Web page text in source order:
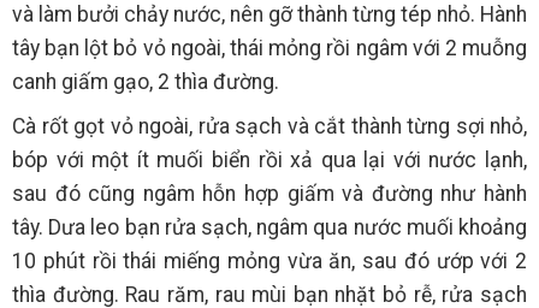
và làm bưởi chảy nước, nên gỡ thành từng tép nhỏ. Hành
tây bạn lột bỏ vỏ ngoài, thái mỏng rồi ngâm với 2 muỗng
canh giấm gạo, 2 thìa đường.
Cà rốt gọt vỏ ngoài, rửa sạch và cắt thành từng sợi nhỏ,
bóp với một ít muối biển rồi xả qua lại với nước lạnh,
sau đó cũng ngâm hỗn hợp giấm và đường như hành
tây. Dưa leo bạn rửa sạch, ngâm qua nước muối khoảng
10 phút rồi thái miếng mỏng vừa ăn, sau đó ướp với 2
thìa đường. Rau răm, rau mùi bạn nhặt bỏ rễ, rửa sạch